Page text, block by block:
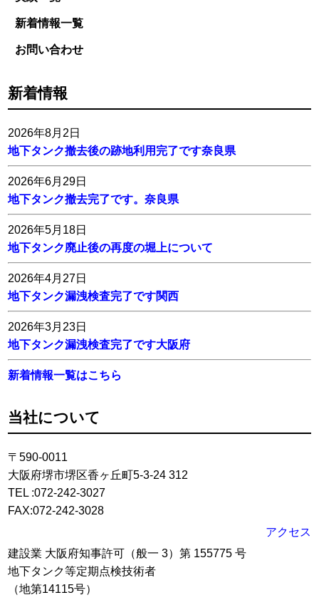
新着情報一覧
お問い合わせ
新着情報
2026年8月2日
地下タンク撤去後の跡地利用完了です奈良県
2026年6月29日
地下タンク撤去完了です。奈良県
2026年5月18日
地下タンク廃止後の再度の堀上について
2026年4月27日
地下タンク漏洩検査完了です関西
2026年3月23日
地下タンク漏洩検査完了です大阪府
新着情報一覧はこちら
当社について
〒590-0011
大阪府堺市堺区香ヶ丘町5-3-24 312
TEL :072-242-3027
FAX:072-242-3028
アクセス
建設業 大阪府知事許可（般一 3）第 155775 号
地下タンク等定期点検技術者
（地第14115号）